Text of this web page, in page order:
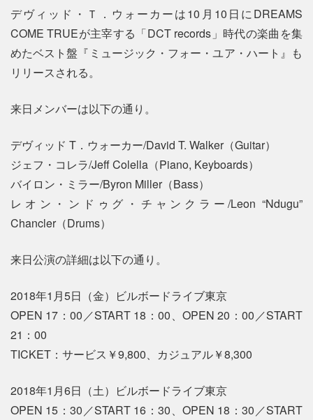
デヴィッド・Ｔ．ウォーカーは10月10日にDREAMS
COME TRUEが主宰する「DCT records」時代の楽曲を集
めたベスト盤『ミュージック・フォー・ユア・ハート』も
リリースされる。
来日メンバーは以下の通り。
デヴィッド T．ウォーカー/David T. Walker（Guitar）
ジェフ・コレラ/Jeff Colella（Piano, Keyboards）
バイロン・ミラー/Byron Miller（Bass）
レオン・ンドゥグ・チャンクラー/Leon “Ndugu”
Chancler（Drums）
来日公演の詳細は以下の通り。
2018年1月5日（金）ビルボードライブ東京
OPEN 17：00／START 18：00、OPEN 20：00／START
21：00
TICKET：サービス￥9,800、カジュアル￥8,300
2018年1月6日（土）ビルボードライブ東京
OPEN 15：30／START 16：30、OPEN 18：30／START